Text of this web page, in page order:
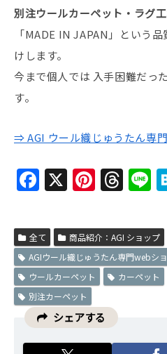
別注ウールカーペット・ラグ
「MADE IN JAPAN」という
けします。
今まで個人では 入手困難だっ
す。
⇒ AGI ウール織じゅうたん専
F
a
c
e
b
o
o
k
X Pi
nt
er
e
st
T
h
re
a
d
s
n
e
全て
商品紹介：AGI ショップ
AGIウール織じゅうたん専門webシ
ウールカーペット
カーペット
別注カーペット
シェアする